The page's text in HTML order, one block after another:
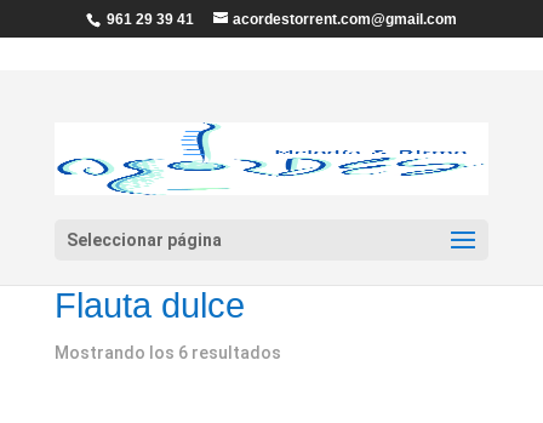
961 29 39 41 acordestorrent.com@gmail.com
Seleccionar página
Inicio/Viento/ Flauta dulce
Flauta dulce
Mostrando los 6 resultados